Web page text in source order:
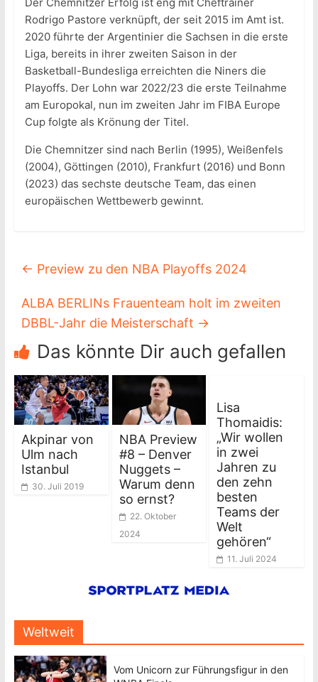
Rodrigo Pastore verknüpft, der seit 2015 im Amt ist.
2020 führte der Argentinier die Sachsen in die erste
Liga, bereits in ihrer zweiten Saison in der
Basketball-Bundesliga erreichten die Niners die
Playoffs. Der Lohn war 2022/23 die erste Teilnahme
am Europokal, nun im zweiten Jahr im FIBA Europe
Cup folgte als Krönung der Titel.
Die Chemnitzer sind nach Berlin (1995), Weißenfels
(2004), Göttingen (2010), Frankfurt (2016) und Bonn
(2023) das sechste deutsche Team, das einen
europäischen Wettbewerb gewinnt.
← Preview zu den NBA Playoffs 2024
ALBA BERLINs Frauenteam holt im zweiten
DBBL-Jahr die Meisterschaft →
Das könnte Dir auch gefallen
Akpinar von
Ulm nach
Istanbul
30. Juli 2019
NBA Preview
#8 – Denver
Nuggets –
Warum denn
so ernst?
22. Oktober
2024
Lisa
Thomaidis:
„Wir wollen
in zwei
Jahren zu
den zehn
besten
Teams der
Welt
gehören“
11. Juli 2024
Weltweit
Vom Unicorn zur Führungsfigur in den